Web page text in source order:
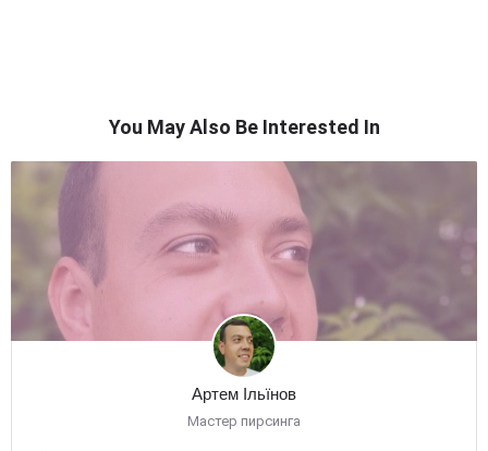
You May Also Be Interested In
Артем Ільїнов
Мастер пирсинга